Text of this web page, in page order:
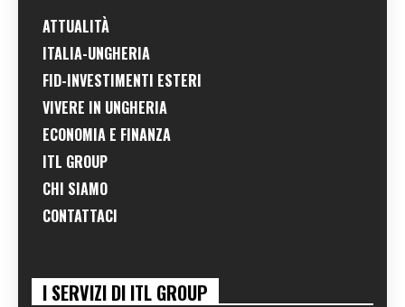
ATTUALITÀ
ITALIA-UNGHERIA
FID-INVESTIMENTI ESTERI
VIVERE IN UNGHERIA
ECONOMIA E FINANZA
ITL GROUP
CHI SIAMO
CONTATTACI
I SERVIZI DI ITL GROUP